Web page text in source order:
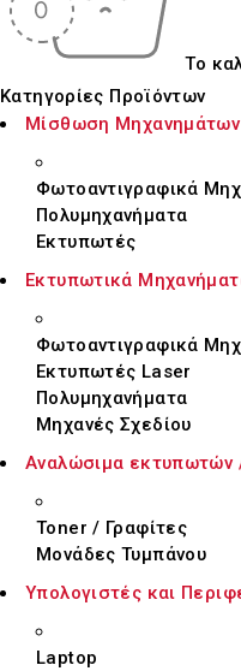
Το
Κατηγορίες Προϊόντων
Μίσθωση Μηχανημάτων
Φωτοαντιγραφικά
Πολυμηχανήματα
Εκτυπωτές
Εκτυπωτικά
Φωτοαντιγραφικά
Εκτυπωτές Laser
Πολυμηχανήματα
Μηχανές Σχεδίου
Αναλώσιμα εκτυπωτών
Toner / Γραφίτες
Μονάδες Τυμπάνου
Υπολογιστές και
Laptop